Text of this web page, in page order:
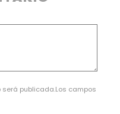
publicada.Los campos